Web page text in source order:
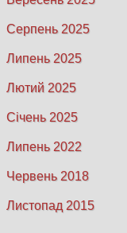
Серпень 2025
Липень 2025
Лютий 2025
Січень 2025
Липень 2022
Червень 2018
Листопад 2015